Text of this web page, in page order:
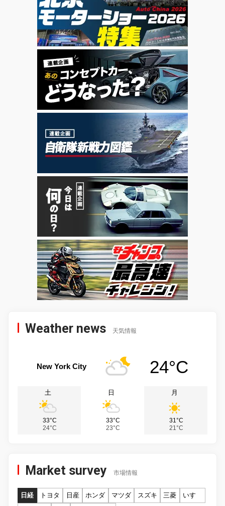
Weather news 天気情報
New York City 24°C
土
33°C
24°C
日
33°C
23°C
月
31°C
21°C
Market survey 市場情報
日経 トヨタ 日産 ホンダ マツダ スズキ 三菱
いすゞ